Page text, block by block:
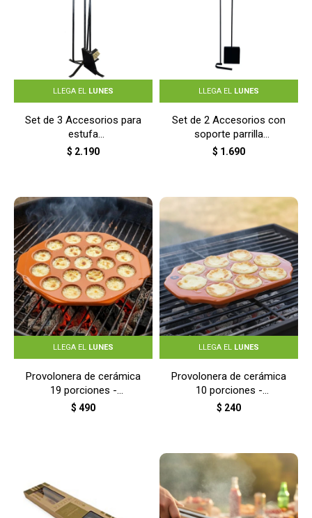
LLEGA EL LUNES
Set de 3 Accesorios para
estufa
(Pala/Cepillo/Atizador) -
$ 2.190
LLEGA EL LUNES
Set de 2 Accesorios con
soporte parrilla
(Pala/Atizador) - NEGRO
$ 1.690
LLEGA EL LUNES
Provolonera de cerámica
19 porciones -
TERRACOTA
$ 490
LLEGA EL LUNES
Provolonera de cerámica
10 porciones -
TERRACOTA
$ 240